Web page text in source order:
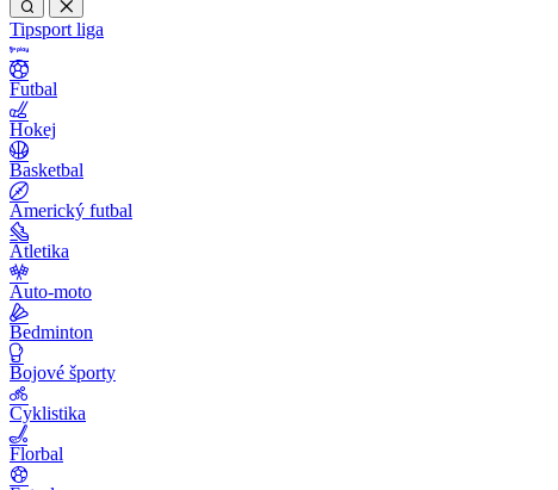
Tipsport liga
Futbal
Hokej
Basketbal
Americký futbal
Atletika
Auto-moto
Bedminton
Bojové športy
Cyklistika
Florbal